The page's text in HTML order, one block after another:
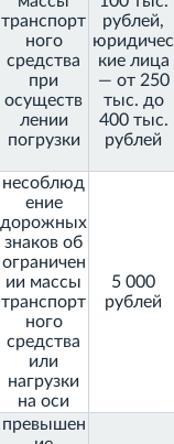
транспорт
ного
средства
при
осуществ
лении
погрузки
рублей,
юридичес
кие лица
— от 250
тыс. до
400 тыс.
рублей
несоблюд
ение
дорожных
знаков об
ограничен
ии массы
транспорт
ного
средства
или
нагрузки
на оси
5 000
рублей
превышен